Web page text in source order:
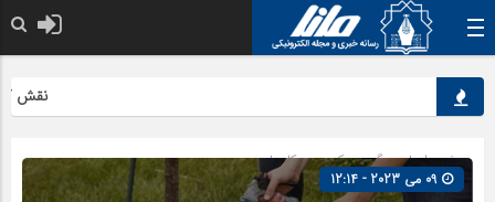
نقش
صفحه اصلی» گروه »کسب و کارها